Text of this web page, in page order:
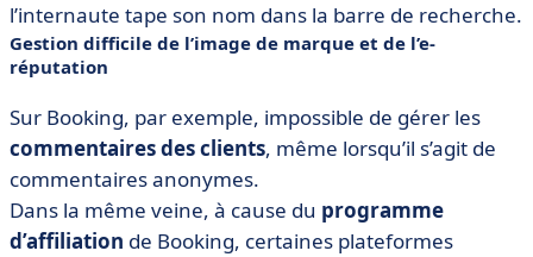
l’internaute tape son nom dans la barre de recherche.
Gestion difficile de l’image de marque et de l’e-
réputation
Sur Booking, par exemple, impossible de gérer les
commentaires des clients, même lorsqu’il s’agit de
commentaires anonymes.
Dans la même veine, à cause du programme
d’affiliation de Booking, certaines plateformes